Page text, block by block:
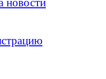
новости